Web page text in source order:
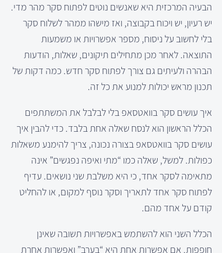
הבעיה המרכזית היא שאנשים נוטים לפתוח סקר מהר מדי.
יש רעיון, יש ויכוח בקבוצה, ואז מישהו ממהר לשלוח סקר
בלי לחשוב על ניסוח, מספר אפשרויות או משמעות
התוצאה. לאחר מכן מתחילים תיקונים, שאלות, הודעות
הבהרה ולעיתים גם צורך לפתוח סקר חדש. כמה דקות של
תכנון מראש יכולות למנוע את כל זה.
איך עושים סקר בוואטסאפ בלי לבלבל את המשתתפים
הכלל הראשון הוא לנסח שאלה אחת בלבד. כדי להבין איך
עושים סקר בוואטסאפ בצורה נכונה, צריך להימנע משאלות
כפולות. למשל, שאלה כמו “מתי ואיפה נפגשים” אינה
מתאימה לסקר אחד, כי היא משלבת שני נושאים. עדיף
לפתוח סקר אחד לתאריך וסקר נוסף למקום, או להחליט
קודם על אחד מהם.
הכלל השני הוא להשתמש באפשרויות תשובה שאינן
חופפות. אם אפשרות אחת היא “בערב” ואפשרות אחרת